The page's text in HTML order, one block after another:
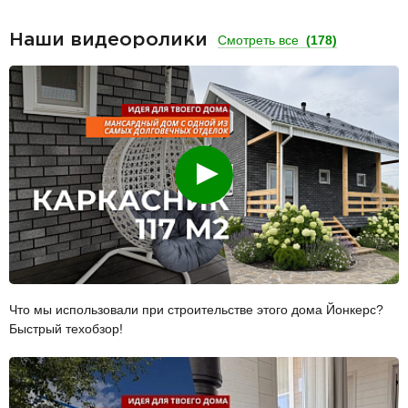
Наши видеоролики Смотреть все (178)
Смотреть
Что мы использовали при строительстве этого дома Йонкерс?
Быстрый техобзор!